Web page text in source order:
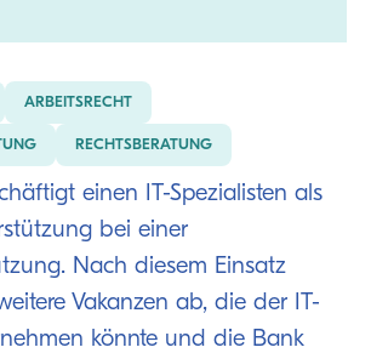
einen IT-Spezialisten als
bei einer
Nach diesem Einsatz
Vakanzen ab, die der IT-
könnte und die Bank
ARBEITSRECHT
RECHTSBERATUNG